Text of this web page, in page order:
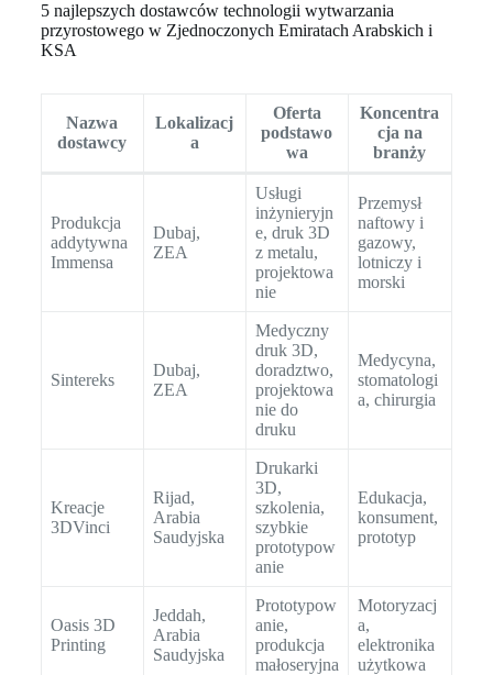
5 najlepszych dostawców technologii wytwarzania
przyrostowego w Zjednoczonych Emiratach Arabskich i
KSA
Nazwa
dostawcy
Lokalizacj
a
Oferta
podstawo
wa
Koncentra
cja na
branży
Produkcja
addytywna
Immensa
Dubaj,
ZEA
Usługi
inżynieryjn
e, druk 3D
z metalu,
projektowa
nie
Przemysł
naftowy i
gazowy,
lotniczy i
morski
Sintereks
Dubaj,
ZEA
Medyczny
druk 3D,
doradztwo,
projektowa
nie do
druku
Medycyna,
stomatologi
a, chirurgia
Kreacje
3DVinci
Rijad,
Arabia
Saudyjska
Drukarki
3D,
szkolenia,
szybkie
prototypow
anie
Edukacja,
konsument,
prototyp
Oasis 3D
Printing
Jeddah,
Arabia
Saudyjska
Prototypow
anie,
produkcja
małoseryjna
Motoryzacj
a,
elektronika
użytkowa